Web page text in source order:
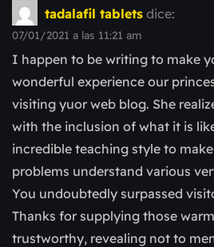
tadalafil tablets dice:
07/01/2021 a las 11:21 am
I happen to be writing to make
wonderful experience our
visiting yuor web blog. She
with the inclusion of what it is
incredible teaching style to
problems understand various
You undoubtedly surpassed
Thanks for supplying those
trustworthy, revealing not to